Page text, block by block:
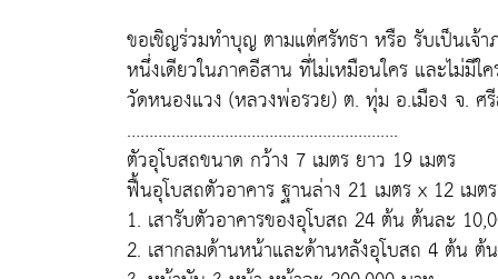
ขอเชิญร่วมทำบุญ ตามแต่ศรัทธา หรือ รับเป็นเจ้
หนึ่งเดียวในภาคอีสาน ที่ไม่เหมือนใคร และไม่มีใ
วัดหนองแวง (หลวงพ่อรวย) ต. ทุ่ม อ.เมือง จ. ศ
…………………………………………………….
ตัวอุโบสถขนาด กว้าง 7 เมตร ยาว 19 เมตร
ฟื้นอุโบสถตัวอาคาร ฐานล่าง 21 เมตร x 12 เมตร
1. เสารับตัวอาคารของอุโบสถ 24 ต้น ต้นละ
2. เสากลมด้านหน้าและด้านหลังอุโบสถ 4 ต้น ต้